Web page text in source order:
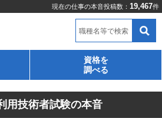
現在の仕事の本音投稿数： 19,467件
職種名等で検索
資格を
調べる
用技術者試験の本音